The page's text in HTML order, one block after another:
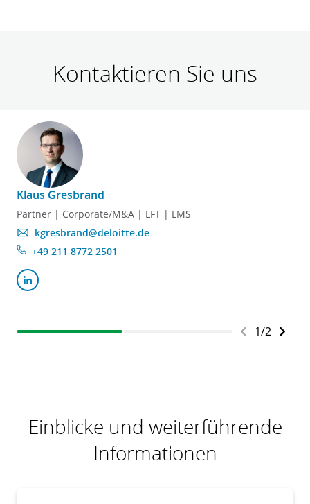
Kontaktieren Sie uns
Klaus Gresbrand
Partner | Corporate/M&A | LFT | LMS
kgresbrand@deloitte.de
+49 211 8772 2501
1/2
Einblicke und weiterführende
Informationen